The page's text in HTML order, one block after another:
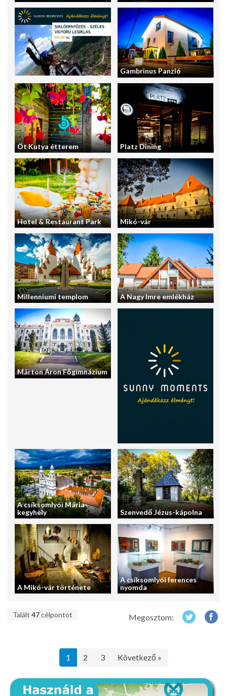
Gambrinus Panzió
Öt Kutya étterem Platz Dining
Hotel & Restaurant Park Mikó-vár
Millenniumi templom A Nagy Imre emlékház
Márton Áron Főgimnázium
A csíksomlyói Mária-
kegyhely
Szenvedő Jézus-kápolna
A Mikó-vár története
A csíksomlyói ferences
nyomda
Talált 47célpontot Megosztom:
1 2 3 Következő »